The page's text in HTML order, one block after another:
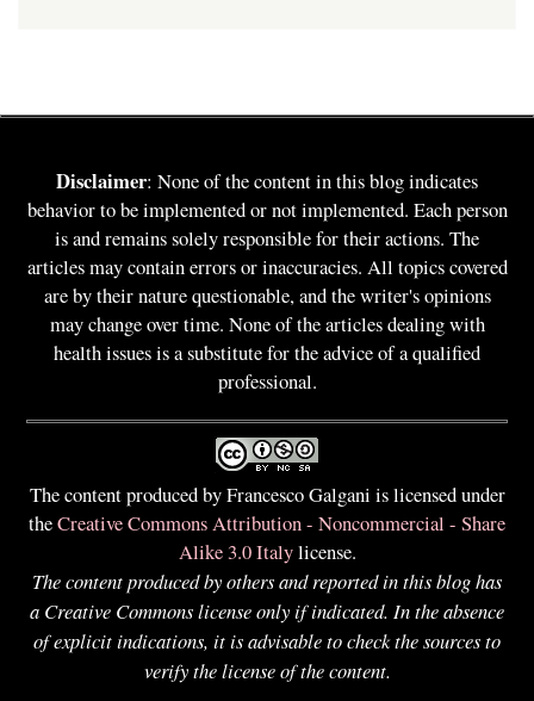
Disclaimer: None of the content in this blog indicates
behavior to be implemented or not implemented. Each person
is and remains solely responsible for their actions. The
articles may contain errors or inaccuracies. All topics covered
are by their nature questionable, and the writer's opinions
may change over time. None of the articles dealing with
health issues is a substitute for the advice of a qualified
professional.
The content produced by Francesco Galgani is licensed under
theCreative Commons Attribution - Noncommercial - Share
Alike 3.0 Italylicense.
The content produced by others and reported in this blog has
a Creative Commons license only if indicated. In the absence
of explicit indications, it is advisable to check the sources to
verify the license of the content.